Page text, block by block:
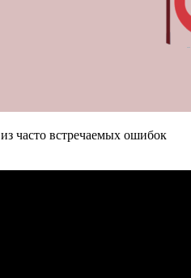
часто встречаемых ошибок